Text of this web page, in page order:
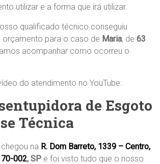
utilizar e a forma que irá utilizar.
qualificado técnico conseguiu
orçamento para o caso de Maria, de63
acompanhar como ocorreu o
do atendimento no YouTube:
de Esgoto
Técnica
na R. Dom Barreto, 1339 – Centro,
002, SP e foi visto tudo que o nosso